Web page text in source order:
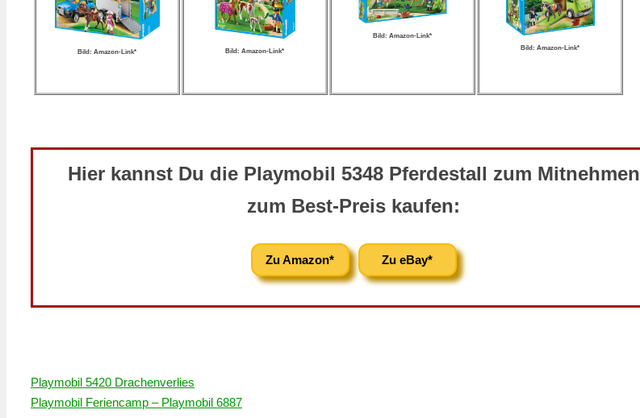
Bild: Amazon-Link* Bild: Amazon-Link*
Bild: Amazon-Link*
Bild: Amazon-Link*
Hier kannst Du die Playmobil 5348 Pferdestall zum Mitnehmen
zum Best-Preis kaufen:
Zu Amazon* Zu eBay*
Playmobil 5420 Drachenverlies
Playmobil Feriencamp – Playmobil 6887